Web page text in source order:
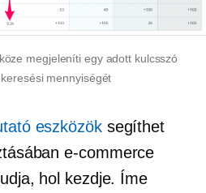
megjeleníti egy adott kulcsszó
mennyiségét
eszközöksegíthet
e-commerce
hol kezdje. Íme